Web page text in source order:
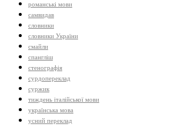
романські мови
самвидав
словники
словники України
смайли
спангліш
стенографія
сурдопереклад
суржик
тиждень італійської мови
українська мова
усний переклад